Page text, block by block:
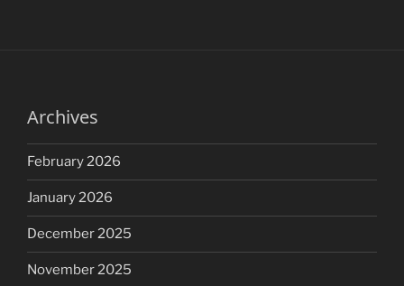
Archives
February 2026
January 2026
December 2025
November 2025